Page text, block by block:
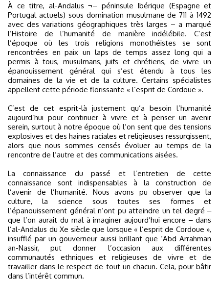
À ce titre, al-Andalus ¬– péninsule Ibérique (Espagne et
Portugal actuels) sous domination musulmane de 711 à 1492
avec des variations géographiques très larges – a marqué
l’Histoire de l’humanité de manière indélébile. C’est
l’époque où les trois religions monothéistes se sont
rencontrées en paix un laps de temps assez long qui a
permis à tous, musulmans, juifs et chrétiens, de vivre un
épanouissement général qui s’est étendu à tous les
domaines de la vie et de la culture. Certains spécialistes
appellent cette période florissante « l’esprit de Cordoue ».
C’est de cet esprit-là justement qu’a besoin l’humanité
aujourd’hui pour continuer à vivre et à penser un avenir
serein, surtout à notre époque où l’on sent que des tensions
explosives et des haines raciales et religieuses ressurgissent,
alors que nous sommes censés évoluer au temps de la
rencontre de l’autre et des communications aisées.
La connaissance du passé et l’entretien de cette
connaissance sont indispensables à la construction de
l’avenir de l’humanité. Nous avons pu observer que la
culture, la science sous toutes ses formes et
l’épanouissement général n’ont pu atteindre un tel degré ‒
que l’on aurait du mal à imaginer aujourd’hui encore ‒ dans
l’al-Andalus du Xe siècle que lorsque « l’esprit de Cordoue »,
insufflé par un gouverneur aussi brillant que ‘Abd Arrahman
an-Nassir, put donner l’occasion aux différentes
communautés ethniques et religieuses de vivre et de
travailler dans le respect de tout un chacun. Cela, pour bâtir
dans l’intérêt commun.